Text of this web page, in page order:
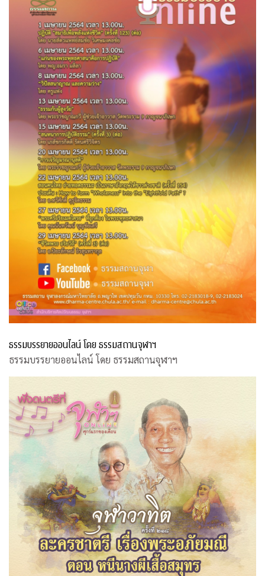
ธรรมบรรยายออนไลน์ โดย ธรรมสถานจุฬาฯ
ธรรมบรรยายออนไลน์ โดย ธรรมสถานจุฬาฯ